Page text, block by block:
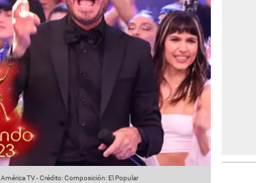
TV-Crédito: Composición: El Popular